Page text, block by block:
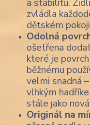
a stabilitu.
zvládla
dětském
Odolná
ošetřena
které je
běžnému
velmi snadná
vlhkým
stále jako
Originál na